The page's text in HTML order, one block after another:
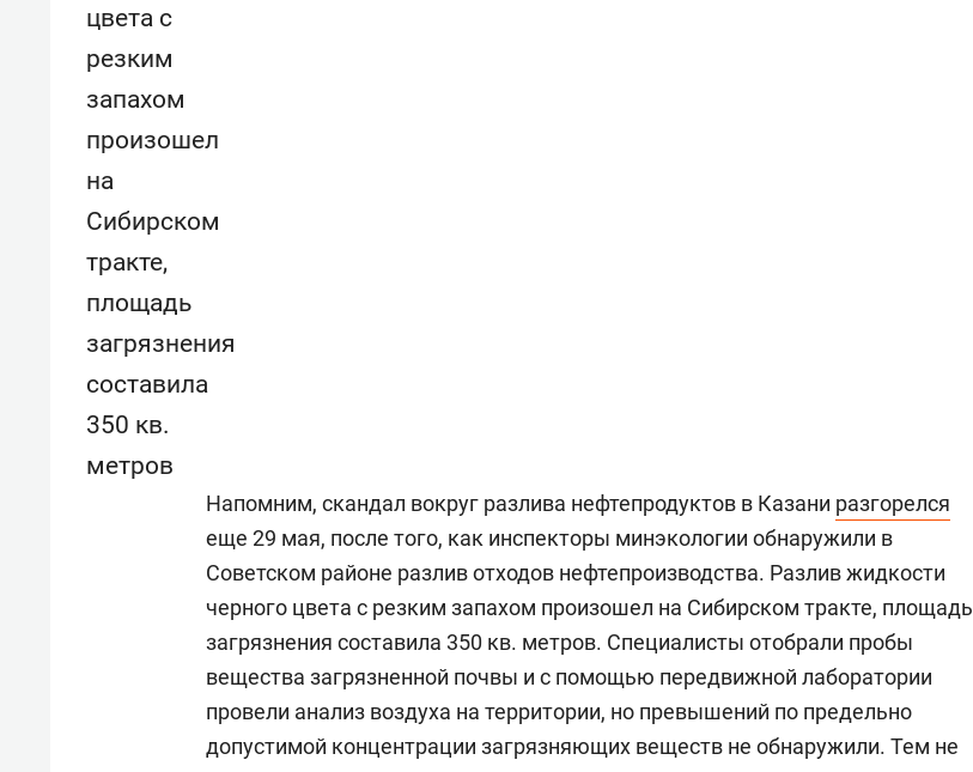
цвета с
резким
запахом
произошел
на
Сибирском
тракте,
площадь
загрязнения
составила
350 кв.
метров
Напомним, скандал вокруг разлива нефтепродуктов в Казани разгорелся
еще 29 мая, после того, как инспекторы минэкологии обнаружили в
Советском районе разлив отходов нефтепроизводства. Разлив жидкости
черного цвета с резким запахом произошел на Сибирском тракте, площадь
загрязнения составила 350 кв. метров. Специалисты отобрали пробы
вещества загрязненной почвы и с помощью передвижной лаборатории
провели анализ воздуха на территории, но превышений по предельно
допустимой концентрации загрязняющих веществ не обнаружили. Тем не